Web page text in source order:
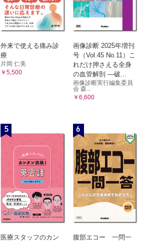
外来で使える痛み診
療
片岡 仁美
￥5,500
画像診断 2025年増刊
号（Vol.45 No.11）こ
れだけ押さえる全身
の血管解剖 ―破...
画像診断実行編集委員
会 森...
￥6,600
5
医療スタッフのカン
6
腹部エコー 一問一